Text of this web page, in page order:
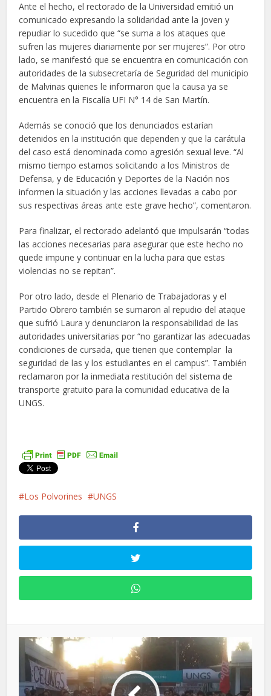
Ante el hecho, el rectorado de la Universidad emitió un
comunicado expresando la solidaridad ante la joven y
repudiar lo sucedido que “se suma a los ataques que
sufren las mujeres diariamente por ser mujeres”. Por otro
lado, se manifestó que se encuentra en comunicación con
autoridades de la subsecretaría de Seguridad del municipio
de Malvinas quienes le informaron que la causa ya se
encuentra en la Fiscalía UFI N° 14 de San Martín.
Además se conoció que los denunciados estarían
detenidos en la institución que dependen y que la carátula
del caso está denominada como agresión sexual leve. “Al
mismo tiempo estamos solicitando a los Ministros de
Defensa, y de Educación y Deportes de la Nación nos
informen la situación y las acciones llevadas a cabo por
sus respectivas áreas ante este grave hecho”, comentaron.
Para finalizar, el rectorado adelantó que impulsarán “todas
las acciones necesarias para asegurar que este hecho no
quede impune y continuar en la lucha para que estas
violencias no se repitan”.
Por otro lado, desde el Plenario de Trabajadoras y el
Partido Obrero también se sumaron al repudio del ataque
que sufrió Laura y denunciaron la responsabilidad de las
autoridades universitarias por “no garantizar las adecuadas
condiciones de cursada, que tienen que contemplar la
seguridad de las y los estudiantes en el campus”. También
reclamaron por la inmediata restitución del sistema de
transporte gratuito para la comunidad educativa de la
UNGS.
Los Polvorines UNGS